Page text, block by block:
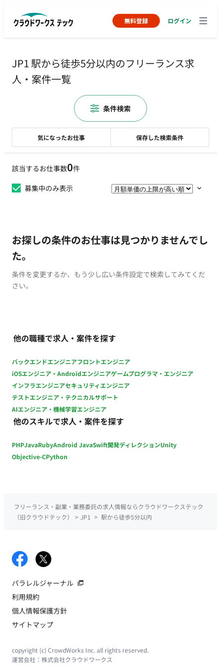
無料登録 ログイン
JP1 駅から徒歩5分以内のフリーランス求
人・案件一覧
該当するお仕事数0件
募集中のみ表示
お探しの条件のお仕事は見つかりませんでし
た。
条件を変更するか、もう少し広い条件設定で検索してみてくだ
さい。
他の職種で求人・案件を探す
バックエンドエンジニアフロントエンジニア
iOSエンジニア・Androidエンジニアゲームプログラマ・エンジニア
インフラエンジニアセキュリティエンジニア
テストエンジニア・テクニカルサポート
AIエンジニア・機械学習エンジニア
他のスキルで求人・案件を探す
PHPJavaRubyAndroid JavaSwift開発ディレクションUnity
Objective-CPython
気になったお仕事 保存した検索条件
条件検索
フリーランス・副業・業務委託の求人情報ならクラウドワークステック
（旧クラウドテック）
> JP1 > 駅から徒歩5分以内
パラレルジャーナル
利用規約
個人情報保護方針
サイトマップ
copyright (c) CrowdWorks Inc. all rights reserved.
運営会社： 株式会社クラウドワークス